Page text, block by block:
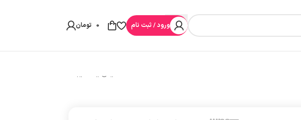
⚡
ورود / ثبت نام 0 تومان
نمایش یک نتیجه